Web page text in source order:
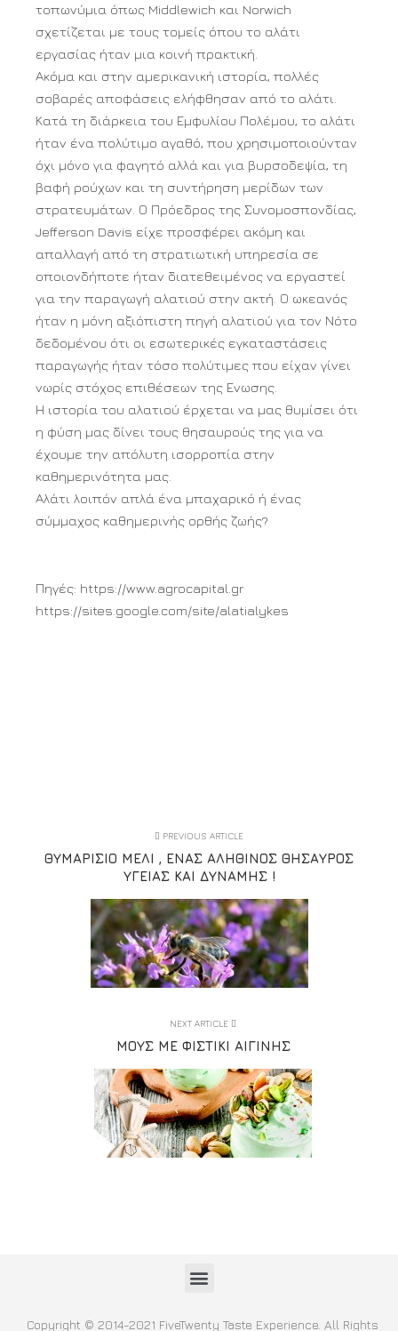
τοπωνύμια όπως Middlewich και Norwich
σχετίζεται με τους τομείς όπου το αλάτι
εργασίας ήταν μια κοινή πρακτική.
Ακόμα και στην αμερικανική ιστορία, πολλές
σοβαρές αποφάσεις ελήφθησαν από το αλάτι.
Κατά τη διάρκεια του Εμφυλίου Πολέμου, το αλάτι
ήταν ένα πολύτιμο αγαθό, που χρησιμοποιούνταν
όχι μόνο για φαγητό αλλά και για βυρσοδεψία, τη
βαφή ρούχων και τη συντήρηση μερίδων των
στρατευμάτων. Ο Πρόεδρος της Συνομοσπονδίας,
Jefferson Davis είχε προσφέρει ακόμη και
απαλλαγή από τη στρατιωτική υπηρεσία σε
οποιονδήποτε ήταν διατεθειμένος να εργαστεί
για την παραγωγή αλατιού στην ακτή. Ο ωκεανός
ήταν η μόνη αξιόπιστη πηγή αλατιού για τον Νότο
δεδομένου ότι οι εσωτερικές εγκαταστάσεις
παραγωγής ήταν τόσο πολύτιμες που είχαν γίνει
νωρίς στόχος επιθέσεων της Ενωσης.
Η ιστορία του αλατιού έρχεται να μας θυμίσει ότι
η φύση μας δίνει τους θησαυρούς της για να
έχουμε την απόλυτη ισορροπία στην
καθημερινότητα μας.
Αλάτι λοιπόν απλά ένα μπαχαρικό ή ένας
σύμμαχος καθημερινής ορθής ζωής?
Πηγές: https://www.agrocapital.gr
https://sites.google.com/site/alatialykes
PREVIOUS ARTICLE
ΘΥΜΑΡΊΣΙΟ ΜΈΛΙ , ΈΝΑΣ ΑΛΗΘΙΝΌΣ ΘΗΣΑΥΡΌΣ
ΥΓΕΊΑΣ ΚΑΙ ΔΎΝΑΜΗΣ !
NEXT ARTICLE
ΜΟΥΣ ΜΕ ΦΙΣΤΊΚΙ ΑΙΓΊΝΗΣ
Copyright © 2014-2021 FiveTwenty Taste Experience. All Rights